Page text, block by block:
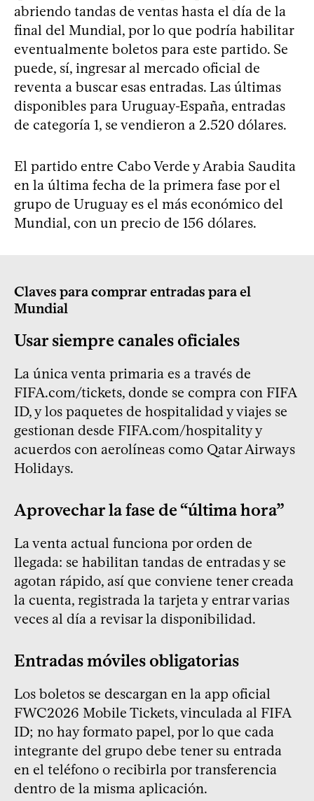
abriendo tandas de ventas hasta el día de la
final del Mundial, por lo que podría habilitar
eventualmente boletos para este partido. Se
puede, sí, ingresar al mercado oficial de
reventa a buscar esas entradas. Las últimas
disponibles para Uruguay-España, entradas
de categoría 1, se vendieron a 2.520 dólares.
El partido entre Cabo Verde y Arabia Saudita
en la última fecha de la primera fase por el
grupo de Uruguay es el más económico del
Mundial, con un precio de 156 dólares.
Claves para comprar entradas para el
Mundial
Usar siempre canales oficiales
La única venta primaria es a través de
FIFA.com/tickets, donde se compra con FIFA
ID, y los paquetes de hospitalidad y viajes se
gestionan desde FIFA.com/hospitality y
acuerdos con aerolíneas como Qatar Airways
Holidays.
Aprovechar la fase de “última hora”
La venta actual funciona por orden de
llegada: se habilitan tandas de entradas y se
agotan rápido, así que conviene tener creada
la cuenta, registrada la tarjeta y entrar varias
veces al día a revisar la disponibilidad.
Entradas móviles obligatorias
Los boletos se descargan en la app oficial
FWC2026 Mobile Tickets, vinculada al FIFA
ID; no hay formato papel, por lo que cada
integrante del grupo debe tener su entrada
en el teléfono o recibirla por transferencia
dentro de la misma aplicación.